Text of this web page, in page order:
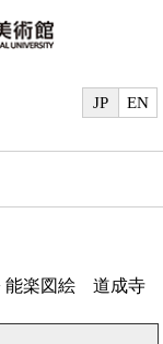
EN
JP
能楽図絵 道成寺